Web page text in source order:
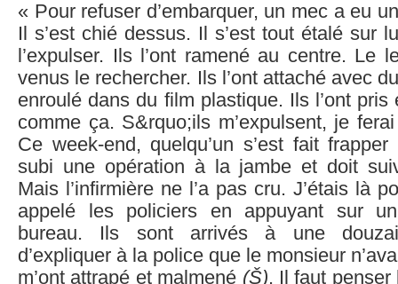
« Pour refuser d’embarquer, un mec a eu
Il s’est chié dessus. Il s’est tout étalé sur
l’expulser. Ils l’ont ramené au centre. Le
venus le rechercher. Ils l’ont attaché avec
enroulé dans du film plastique. Ils l’ont pris
comme ça. S&rquo;ils m’expulsent, je
Ce week-end, quelqu’un s’est fait
subi une opération à la jambe et doit
Mais l’infirmière ne l’a pas cru. J’étais là
appelé les policiers en appuyant sur
bureau. Ils sont arrivés à une
d’expliquer à la police que le monsieur
m’ont attrapé et malmené (Š). Il faut